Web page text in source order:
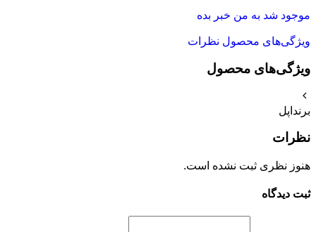
موجود شد به من خبر بده
ویژگی‌های محصول نظرات
ویژگی‌های محصول
برند اپل
نظرات
هنوز نظری ثبت نشده است.
ثبت دیدگاه